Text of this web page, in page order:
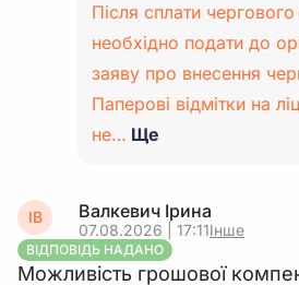
Після сплати
необхідно подати до
заяву про внесення
Паперові відмітки на
не… Ще
ІВ Валкевич Ірина
07.08.2026 | 17:11Інше
ВІДПОВІДЬ НАДАНО
Можливість грошової